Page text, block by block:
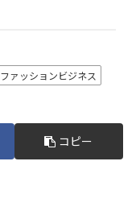
ファッションビジネス
コピー